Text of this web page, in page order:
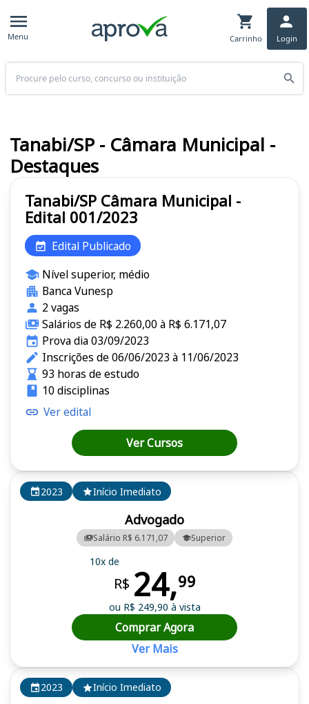
Menu Carrinho Login
Buscar
2023 Início Imediato
2023 Início Imediato
Advogado
Salário R$ 6.171,07 Superior
10x de
R$ 24,99
ou R$ 249,90 à vista
Comprar Agora
Ver Mais
Tanabi/SP Câmara Municipal -
Edital 001/2023
Edital Publicado
Nível superior, médio
Banca Vunesp
2 vagas
Salários de R$ 2.260,00 à R$ 6.171,07
Prova dia 03/09/2023
Inscrições de 06/06/2023 à 11/06/2023
93 horas de estudo
10 disciplinas
Ver edital
Ver Cursos
Tanabi/SP - Câmara Municipal -
Destaques